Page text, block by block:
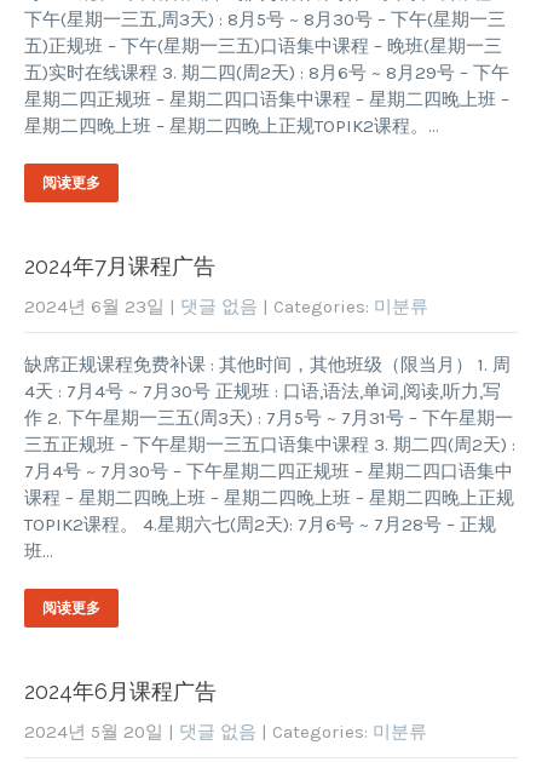
下午(星期一三五,周3天) : 8月5号 ~ 8月30号 – 下午(星期一三
五)正规班 – 下午(星期一三五)口语集中课程 – 晚班(星期一三
五)实时在线课程 3. 期二四(周2天) : 8月6号 ~ 8月29号 – 下午
星期二四正规班 – 星期二四口语集中课程 – 星期二四晚上班 –
星期二四晚上班 – 星期二四晚上正规TOPIK2课程。…
阅读更多
2024年7月课程广告
2024년 6월 23일 | 댓글 없음 | Categories: 미분류
缺席正规课程免费补课 : 其他时间，其他班级（限当月） 1. 周
4天 : 7月4号 ~ 7月30号 正规班 : 口语,语法,单词,阅读,听力,写
作 2. 下午星期一三五(周3天) : 7月5号 ~ 7月31号 – 下午星期一
三五正规班 – 下午星期一三五口语集中课程 3. 期二四(周2天) :
7月4号 ~ 7月30号 – 下午星期二四正规班 – 星期二四口语集中
课程 – 星期二四晚上班 – 星期二四晚上班 – 星期二四晚上正规
TOPIK2课程。 4.星期六七(周2天): 7月6号 ~ 7月28号 – 正规
班…
阅读更多
2024年6月课程广告
2024년 5월 20일 | 댓글 없음 | Categories: 미분류